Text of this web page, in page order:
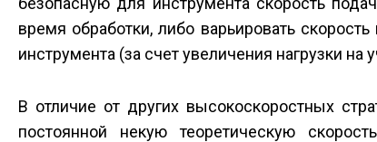
время обработки, либо варьировать
инструмента (за счет увеличения нагрузки
В отличие от других высокоскоростных
постоянной некую теоретическую